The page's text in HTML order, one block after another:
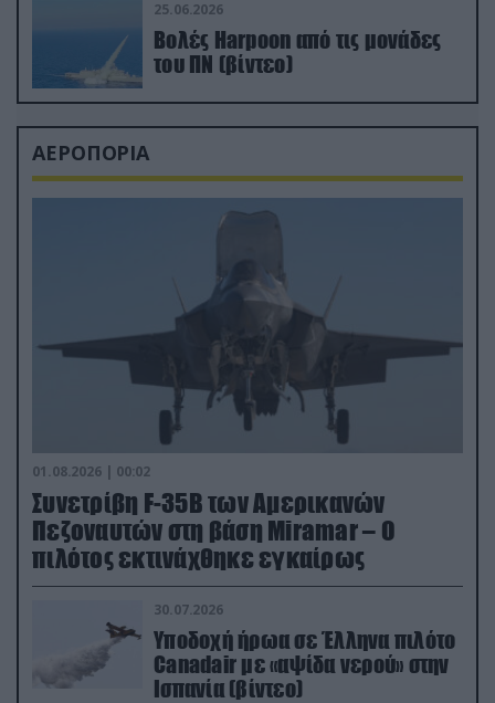
25.06.2026
Βολές Harpoon από τις μονάδες
του ΠΝ (βίντεο)
ΑΕΡΟΠΟΡΙΑ
01.08.2026 | 00:02
Συνετρίβη F-35B των Αμερικανών
Πεζοναυτών στη βάση Miramar – Ο
πιλότος εκτινάχθηκε εγκαίρως
30.07.2026
Υποδοχή ήρωα σε Έλληνα πιλότο
Canadair με «αψίδα νερού» στην
Ισπανία (βίντεο)